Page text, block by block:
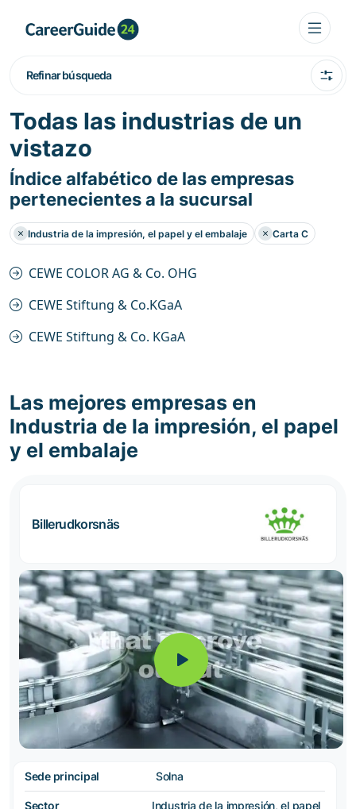
Refinar búsqueda
Todas las industrias de un
vistazo
Índice alfabético de las empresas
pertenecientes a la sucursal
Industria de la impresión, el papel y el embalaje Carta C
CEWE COLOR AG & Co. OHG
CEWE Stiftung & Co.KGaA
CEWE Stiftung & Co. KGaA
Las mejores empresas en
Industria de la impresión, el papel
y el embalaje
Billerudkorsnäs
Sede principal Solna
Sector
Industria de la impresión, el papel